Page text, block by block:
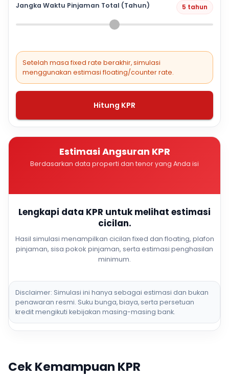
Jangka Waktu Pinjaman Total (Tahun) 5 tahun
Setelah masa fixed rate berakhir, simulasi
menggunakan estimasi floating/counter rate.
Hitung KPR
Estimasi Angsuran KPR
Berdasarkan data properti dan tenor yang Anda isi
Lengkapi data KPR untuk melihat estimasi
cicilan.
Hasil simulasi menampilkan cicilan fixed dan floating, plafon
pinjaman, sisa pokok pinjaman, serta estimasi penghasilan
minimum.
Disclaimer: Simulasi ini hanya sebagai estimasi dan bukan
penawaran resmi. Suku bunga, biaya, serta persetuan
kredit mengikuti kebijakan masing-masing bank.
Cek Kemampuan KPR